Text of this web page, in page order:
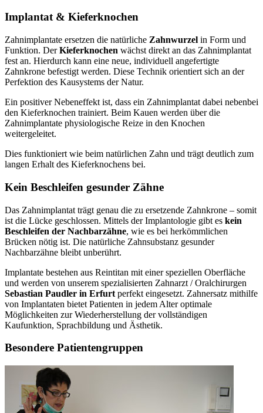
Implantat & Kieferknochen
Zahnimplantate ersetzen die natürliche Zahnwurzel in Form und
Funktion. DerKieferknochen wächst direkt an das Zahnimplantat
fest an. Hierdurch kann eine neue, individuell angefertigte
Zahnkrone befestigt werden. Diese Technik orientiert sich an der
Perfektion des Kausystems der Natur.
Ein positiver Nebeneffekt ist, dass ein Zahnimplantat dabei nebenbei
den Kieferknochen trainiert. Beim Kauen werden über die
Zahnimplantate physiologische Reize in den Knochen
weitergeleitet.
Dies funktioniert wie beim natürlichen Zahn und trägt deutlich zum
langen Erhalt des Kieferknochens bei.
Kein Beschleifen gesunder Zähne
Das Zahnimplantat trägt genau die zu ersetzende Zahnkrone – somit
ist die Lücke geschlossen. Mittels der Implantologie gibt es kein
Beschleifen der Nachbarzähne, wie es bei herkömmlichen
Brücken nötig ist. Die natürliche Zahnsubstanz gesunder
Nachbarzähne bleibt unberührt.
Implantate bestehen aus Reintitan mit einer speziellen Oberfläche
und werden von unserem spezialisierten Zahnarzt / Oralchirurgen
Sebastian Paudler in Erfurt perfekt eingesetzt. Zahnersatz mithilfe
von Implantaten bietet Patienten in jedem Alter optimale
Möglichkeiten zur Wiederherstellung der vollständigen
Kaufunktion, Sprachbildung und Ästhetik.
Besondere Patientengruppen